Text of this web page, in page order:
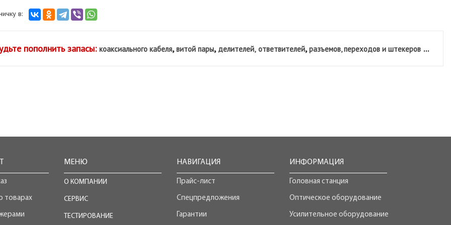
в:
пополнить запасы: коаксиального кабеля, витой пары, делителей, ответвителей, разъемов, переходов и штекеров ...
товарах
МЕНЮ
О КОМПАНИИ
СЕРВИС
ТЕСТИРОВАНИЕ
НАВИГАЦИЯ
Прайс-лист
Спецпредложения
Гарантии
ИНФОРМАЦИЯ
Головная станция
Оптическое оборудование
Усилительное оборудование